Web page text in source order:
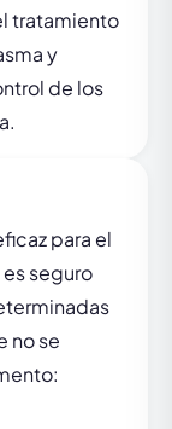
tratamiento
y
de los
para el
seguro
no se